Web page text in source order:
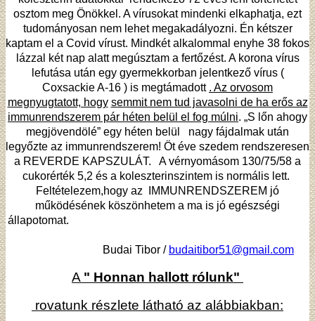
osztom meg Önökkel. A vírusokat mindenki elkaphatja, ezt
tudományosan nem lehet megakadályozni. Én kétszer
kaptam el a Covid vírust. Mindkét alkalommal enyhe 38 fokos
lázzal két nap alatt megúsztam a fertőzést. A korona vírus
lefutása után egy gyermekkorban jelentkező vírus (
Coxsackie A-16 ) is megtámadott . Az orvosom
megnyugtatott, hogy semmit nem tud javasolni de ha erős az
immunrendszerem pár héten belül el fog múlni. „S lőn ahogy
megjövendölé” egy héten belül nagy fájdalmak után
legyőzte az immunrendszerem! Öt éve szedem rendszeresen
a REVERDE KAPSZULÁT. A vérnyomásom 130/75/58 a
cukorérték 5,2 és a koleszterinszintem is normális lett.
Feltételezem,hogy az IMMUNRENDSZEREM jó
működésének köszönhetem a ma is jó egészségi
állapotomat.
Budai Tibor / budaitibor51@gmail.com
A " Honnan hallott rólunk"
rovatunk részlete látható az alábbiakban: